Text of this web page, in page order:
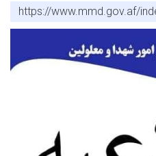
https://www.mmd.gov.af/